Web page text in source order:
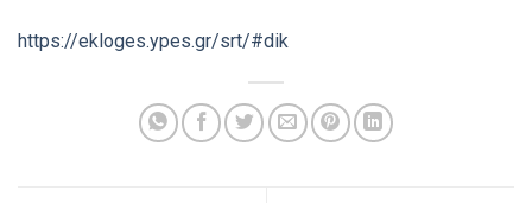
https://ekloges.ypes.gr/srt/#dik